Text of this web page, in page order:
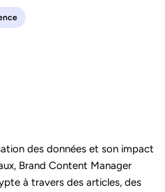
des données et son impact
Brand Content Manager
à travers des articles, des